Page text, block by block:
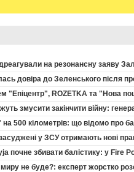
на резонансну заяву
довіра до Зеленського після
"Епіцентр", ROZETKA та "Нова
змусити закінчити війну:
500 кілометрів: що відомо про
у ЗСУ отримають нові
почне збивати балістику: у Fire
не буде?: експерт жорстко